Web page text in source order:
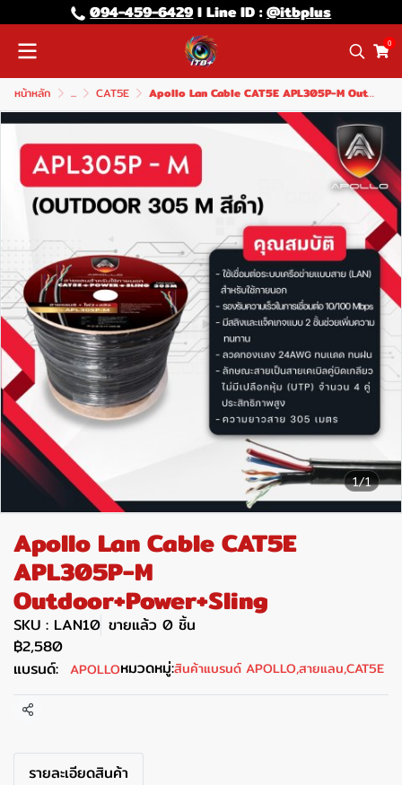
094-459-6429l Line lD :@itbplus
0
หน้าหลัก ... CAT5E Apollo Lan Cable CAT5E APL305P-M Outdoor+Power+Sling
1/1
Apollo Lan Cable CAT5E
APL305P-M
Outdoor+Power+Sling
SKU : LAN10 ขายแล้ว 0 ชิ้น
฿2,580
แบรนด์: APOLLOหมวดหมู่:สินค้าแบรนด์ APOLLO,สายแลน,CAT5E
แชร์
รายละเอียดสินค้า